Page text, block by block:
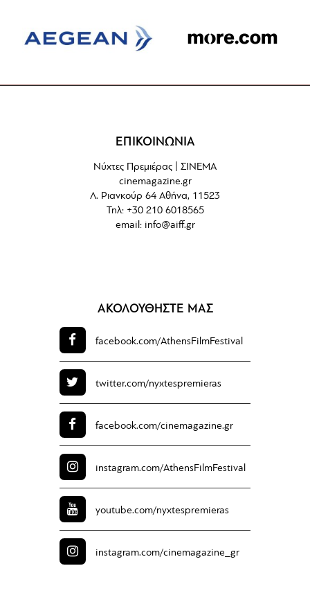
ΕΠΙΚΟΙΝΩΝΙΑ
Νύχτες Πρεμιέρας | ΣΙΝΕΜΑ
cinemagazine.gr
Λ. Ριανκούρ 64 Αθήνα, 11523
Τηλ: +30 210 6018565
email: info@aiff.gr
ΑΚΟΛΟΥΘΗΣΤΕ ΜΑΣ
facebook.com/AthensFilmFestival
twitter.com/nyxtespremieras
facebook.com/cinemagazine.gr
instagram.com/AthensFilmFestival
youtube.com/nyxtespremieras
instagram.com/cinemagazine_gr